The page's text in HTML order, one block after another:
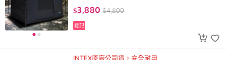
$3,880 $4,800
登記
INTEX原廠公司貨，安全耐用